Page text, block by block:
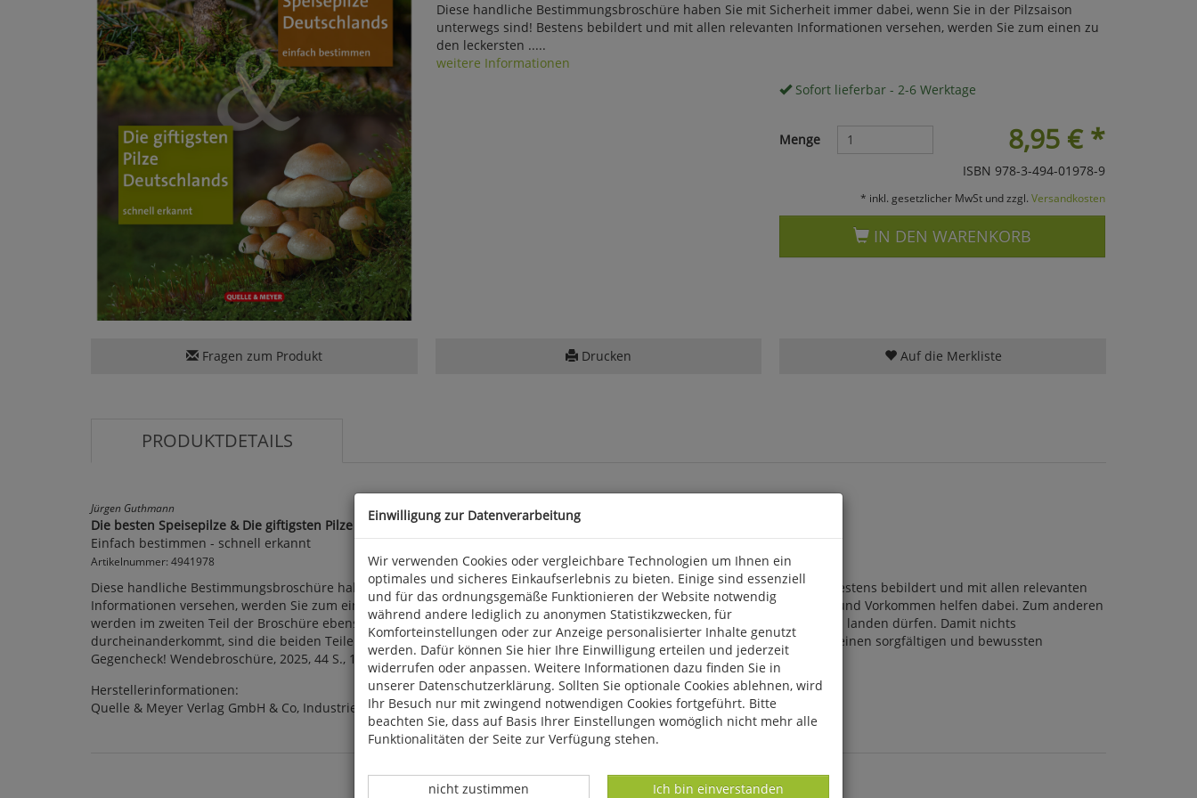
Diese handliche Bestimmungsbroschüre haben Sie mit Sicherheit immer dabei, wenn Sie in der Pilzsaison
unterwegs sind! Bestens bebildert und mit allen relevanten Informationen versehen, werden Sie zum einen zu
den leckersten .....
weitere Informationen
Sofort lieferbar - 2-6 Werktage
8,95 €*
Menge
ISBN 978-3-494-01978-9
* inkl. gesetzlicher MwSt und zzgl. Versandkosten
IN DEN WARENKORB
Fragen zum Produkt Drucken Auf die Merkliste
PRODUKTDETAILS
Jürgen Guthmann
Die besten Speisepilze & Die giftigsten Pilze Deutschlands
Einfach bestimmen - schnell erkannt
Artikelnummer: 4941978
Diese handliche Bestimmungsbroschüre haben Sie mit Sicherheit immer dabei, wenn Sie in der Pilzsaison unterwegs sind! Bestens bebildert und mit allen relevanten
Informationen versehen, werden Sie zum einen zu den leckersten heimischen Speisepilzen geführt. Angaben zu Standorten und Vorkommen helfen dabei. Zum anderen
werden im zweiten Teil der Broschüre ebenso ausführlich die Pilzarten beschrieben, die auf keinen Fall in Ihrem Sammelkorb landen dürfen. Damit nichts
durcheinanderkommt, sind die beiden Teile der Bestimmungshilfe strikt voneinander getrennt und ermöglichen damit stets einen sorgfältigen und bewussten
Gegencheck! Wendebroschüre, 2025, 44 S., 115 farb. Abb., kart., 14,8 x 21 cm.
Herstellerinformationen:
Quelle & Meyer Verlag GmbH & Co, Industriepark 3, D 56291 Wiebelsheim, kontakt@quelle-meyer.de
Einwilligung zur Datenverarbeitung
Wir verwenden Cookies oder vergleichbare Technologien um Ihnen ein
optimales und sicheres Einkaufserlebnis zu bieten. Einige sind essenziell
und für das ordnungsgemäße Funktionieren der Website notwendig
während andere lediglich zu anonymen Statistikzwecken, für
Komforteinstellungen oder zur Anzeige personalisierter Inhalte genutzt
werden. Dafür können Sie hier Ihre Einwilligung erteilen und jederzeit
widerrufen oder anpassen. Weitere Informationen dazu finden Sie in
unserer Datenschutzerklärung. Sollten Sie optionale Cookies ablehnen, wird
Ihr Besuch nur mit zwingend notwendigen Cookies fortgeführt. Bitte
beachten Sie, dass auf Basis Ihrer Einstellungen womöglich nicht mehr alle
Funktionalitäten der Seite zur Verfügung stehen.
Datenverarbeitung -
Ich bin einverstanden
Datenverarbeitung -
nicht zustimmen